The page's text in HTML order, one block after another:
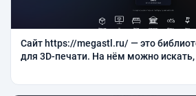
Сайт https://megastl.ru/ — это библиотека STL-моделей
для 3D-печати. На нём можно